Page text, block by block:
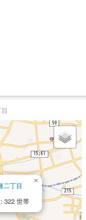
二丁目
322 世帯
×